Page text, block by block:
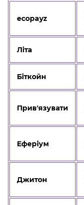
ecopayz
Літа
Біткойн
Прив'язувати
Еферіум
Джитон